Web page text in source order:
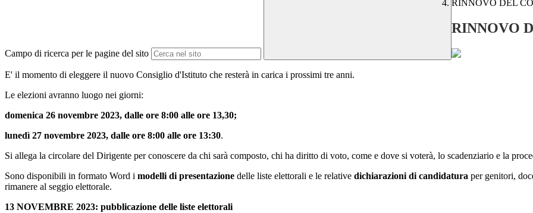
Campo di ricerca per le pagine del sito
RINNOVO DEL
RINNOVO
E' il momento di eleggere il nuovo Consiglio d'Istituto che resterà in carica i prossimi tre anni.
Le elezioni avranno luogo nei giorni:
domenica 26 novembre 2023, dalle ore 8:00 alle ore 13,30;
lunedì 27 novembre 2023, dalle ore 8:00 alle ore 13:30.
Si allega la circolare del Dirigente per conoscere da chi sarà composto, chi ha diritto di voto, come e dove si voterà, lo scadenziario e la
Sono disponibili in formato Word i modelli di presentazione delle liste elettorali e le relative dichiarazioni di candidatura per genitori,
rimanere al seggio elettorale.
13 NOVEMBRE 2023: pubblicazione delle liste elettorali